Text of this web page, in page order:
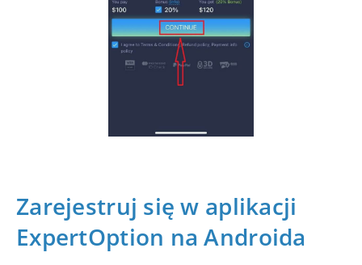
Zarejestruj się w aplikacji
ExpertOption na Androida